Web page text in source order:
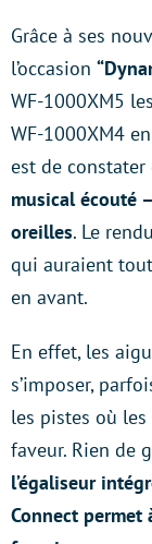
Grâce à ses
l’occasion
WF-1000XM5
WF-1000XM4
est de constater
musical écouté
oreilles. Le
qui auraient
en avant.
En effet, les
s’imposer,
les pistes où
faveur. Rien de
l’égaliseur
Connect permet